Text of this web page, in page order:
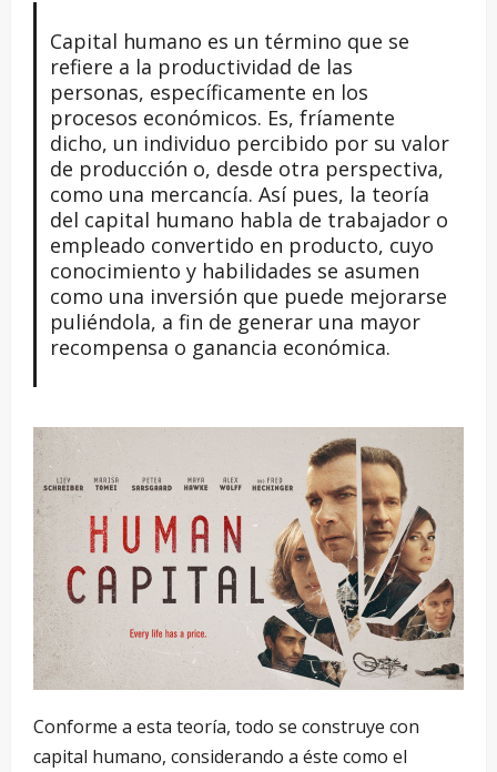
Capital humano es un término que se
refiere a la productividad de las
personas, específicamente en los
procesos económicos. Es, fríamente
dicho, un individuo percibido por su valor
de producción o, desde otra perspectiva,
como una mercancía. Así pues, la teoría
del capital humano habla de trabajador o
empleado convertido en producto, cuyo
conocimiento y habilidades se asumen
como una inversión que puede mejorarse
puliéndola, a fin de generar una mayor
recompensa o ganancia económica.
Conforme a esta teoría, todo se construye con
capital humano, considerando a éste como el